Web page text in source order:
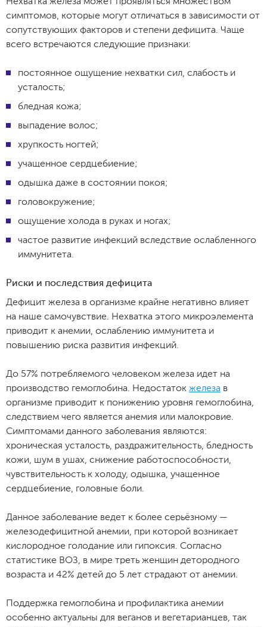
симптомов, которые могут отличаться в зависимости от
сопутствующих факторов и степени дефицита. Чаще
всего встречаются следующие признаки:
постоянное ощущение нехватки сил, слабость и
усталость;
бледная кожа;
выпадение волос;
хрупкость ногтей;
учащенное сердцебиение;
одышка даже в состоянии покоя;
головокружение;
ощущение холода в руках и ногах;
частое развитие инфекций вследствие ослабленного
иммунитета.
Риски и последствия дефицита
Дефицит железа в организме крайне негативно влияет
на наше самочувствие. Нехватка этого микроэлемента
приводит к анемии, ослаблению иммунитета и
повышению риска развития инфекций.
До 57% потребляемого человеком железа идет на
производство гемоглобина. Недостаток железа в
организме приводит к понижению уровня гемоглобина,
следствием чего является анемия или малокровие.
Симптомами данного заболевания являются:
хроническая усталость, раздражительность, бледность
кожи, шум в ушах, снижение работоспособности,
чувствительность к холоду, одышка, учащенное
сердцебиение, головные боли.
Данное заболевание ведет к более серьёзному —
железодефицитной анемии, при которой возникает
кислородное голодание или гипоксия. Согласно
статистике ВОЗ, в мире треть женщин детородного
возраста и 42% детей до 5 лет страдают от анемии.
Поддержка гемоглобина и профилактика анемии
особенно актуальны для веганов и вегетарианцев, так